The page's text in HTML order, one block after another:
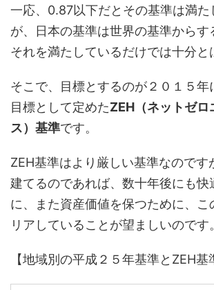
一応、0.87以下だとその基準は満た
が、日本の基準は世界の基準からす
それを満たしているだけでは十分と
そこで、目標とするのが２０１５年
目標として定めたZEH（ネットゼロ
ス）基準です。
ZEH基準はより厳しい基準なのです
建てるのであれば、数十年後にも快
に、また資産価値を保つために、こ
リアしていることが望ましいのです。
【地域別の平成２５年基準とZEH基